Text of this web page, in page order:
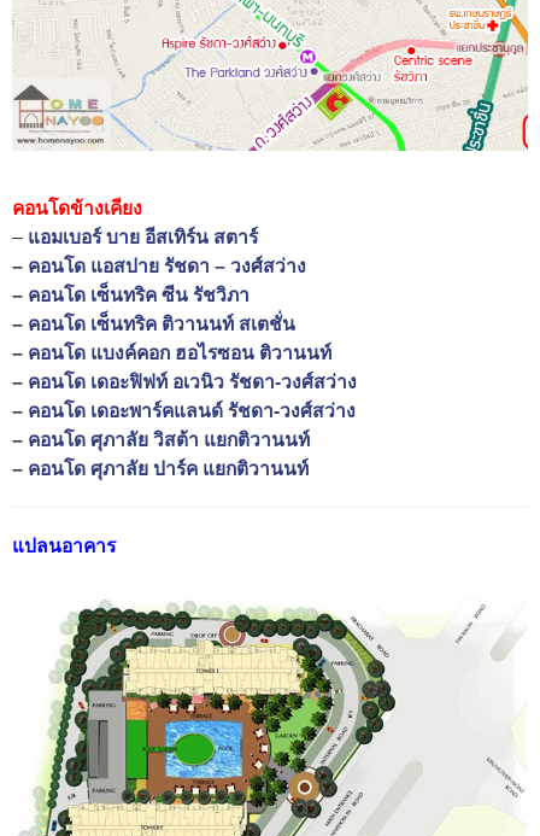
คอนโดข้างเคียง
– แอมเบอร์ บาย อีสเทิร์น สตาร์
– คอนโด แอสปาย รัชดา – วงศ์สว่าง
– คอนโด เซ็นทริค ซีน รัชวิภา
– คอนโด เซ็นทริค ติวานนท์ สเตชั่น
– คอนโด แบงค์คอก ฮอไรซอน ติวานนท์
– คอนโด เดอะฟิฟท์ อเวนิว รัชดา-วงศ์สว่าง
– คอนโด เดอะพาร์คแลนด์ รัชดา-วงศ์สว่าง
– คอนโด ศุภาลัย วิสต้า แยกติวานนท์
– คอนโด ศุภาลัย ปาร์ค แยกติวานนท์
แปลนอาคาร